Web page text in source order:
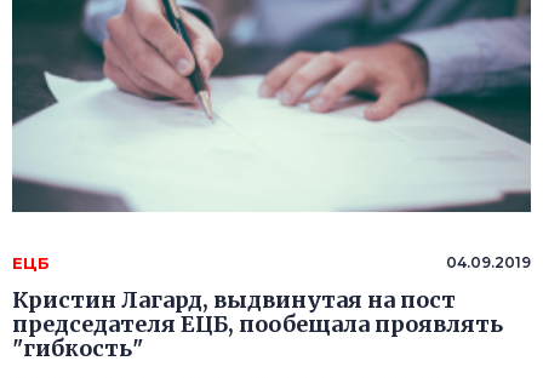
ЕЦБ 04.09.2019
Кристин Лагард, выдвинутая на пост
председателя ЕЦБ, пообещала проявлять
"гибкость"